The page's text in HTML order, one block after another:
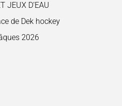
JEUX D’EAU
de Dek hockey
2026